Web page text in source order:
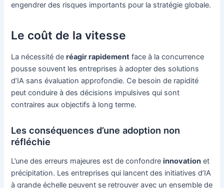
engendrer des risques importants pour la stratégie globale.
Le coût de la vitesse
La nécessité deréagir rapidement face à la concurrence
pousse souvent les entreprises à adopter des solutions
d’IA sans évaluation approfondie. Ce besoin de rapidité
peut conduire à des décisions impulsives qui sont
contraires aux objectifs à long terme.
Les conséquences d’une adoption non
réfléchie
L’une des erreurs majeures est de confondreinnovation et
précipitation. Les entreprises qui lancent des initiatives d’IA
à grande échelle peuvent se retrouver avec un ensemble de